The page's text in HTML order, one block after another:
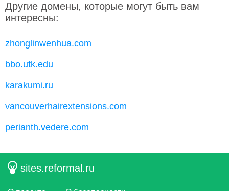
Другие домены, которые могут быть вам
интересны:
zhonglinwenhua.com
bbo.utk.edu
karakumi.ru
vancouverhairextensions.com
perianth.vedere.com
sites.reformal.ru